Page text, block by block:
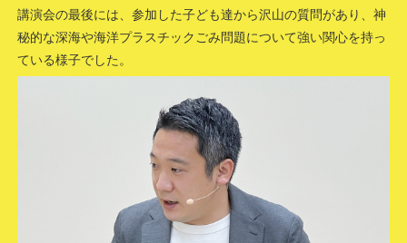
講演会の最後には、参加した子ども達から沢山の質問があり、神
秘的な深海や海洋プラスチックごみ問題について強い関心を持っ
ている様子でした。